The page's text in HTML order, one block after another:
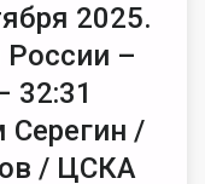
2025.
–
/
/ ЦСКА